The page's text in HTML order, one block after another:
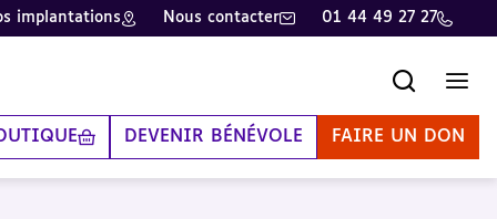
implantations Nous contacter 01 44 49 27 27
DEVENIR BÉNÉVOLE FAIRE UN DON